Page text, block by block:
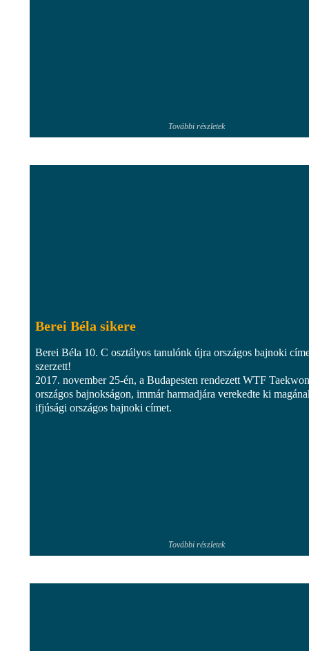
További részletek
Berei Béla sikere
Berei Béla 10. C osztályos tanulónk újra országos bajnoki
szerzett!
2017. november 25-én, a Budapesten rendezett WTF
országos bajnokságon, immár harmadjára verekedte ki
ifjúsági országos bajnoki címet.
További részletek